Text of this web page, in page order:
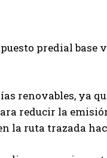
predial
renovables, ya
reducir la
la ruta trazada